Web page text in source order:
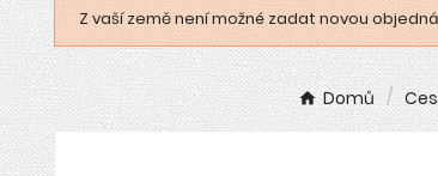
Z vaší země není možné zadat novou
Domů